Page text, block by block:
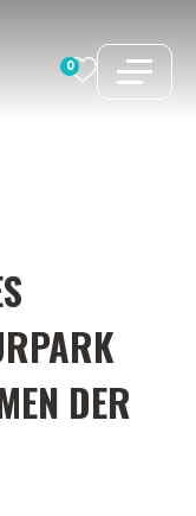
0
DER